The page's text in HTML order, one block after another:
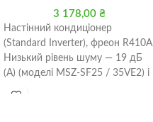
3 178,00 ₴
Настінний кондиціонер
(Standard Inverter), фреон R410A
Низький рівень шуму — 19 дБ
(А) (моделі MSZ-SF25 / 35VE2) і